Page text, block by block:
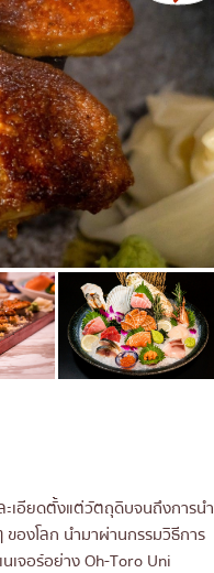
ะเอียดตั้งแต่วัตถุดิบจนถึงการนำ
องโลก นำมาผ่านกรรมวิธีการ
จอร์อย่าง Oh-Toro Uni